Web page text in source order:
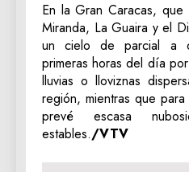
En la Gran Caracas,
Miranda, La Guaira y el
un cielo de parcial a
primeras horas del día
lluvias o lloviznas
región, mientras que
prevé escasa
estables./VTV